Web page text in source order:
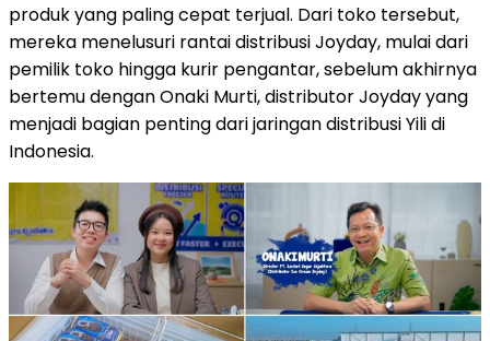
produk yang paling cepat terjual. Dari toko tersebut,
mereka menelusuri rantai distribusi Joyday, mulai dari
pemilik toko hingga kurir pengantar, sebelum akhirnya
bertemu dengan Onaki Murti, distributor Joyday yang
menjadi bagian penting dari jaringan distribusi Yili di
Indonesia.